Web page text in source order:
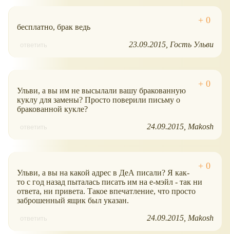
бесплатно, брак ведь
ответить 23.09.2015 Гость Ульви
Ульви, а вы им не высылали вашу бракованную
куклу для замены? Просто поверили письму о
бракованной кукле?
ответить 24.09.2015 Makosh
Ульви, а вы на какой адрес в ДеА писали? Я как-
то с год назад пыталась писать им на е-мэйл - так ни
ответа, ни привета. Такое впечатление, что просто
заброшенный ящик был указан.
ответить 24.09.2015 Makosh